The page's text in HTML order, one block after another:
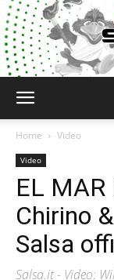
Home Video
Video
EL MAR
Chirino
Salsa
Salsa.it - Video: